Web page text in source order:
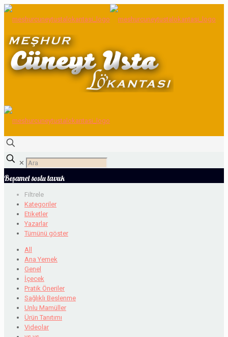
✕
Beşamel soslu tavuk
Filtrele
Kategoriler
Etiketler
Yazarlar
Tümünü göster
All
Ana Yemek
Genel
İçecek
Pratik Öneriler
Sağlıklı Beslenme
Unlu Mamüller
Ürün Tanıtımı
Videolar